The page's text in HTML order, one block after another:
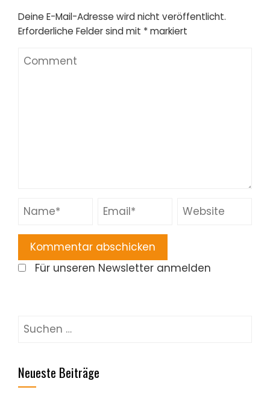
Deine E-Mail-Adresse wird nicht veröffentlicht.
Erforderliche Felder sind mit *markiert
Für unseren Newsletter anmelden
Suchen
Neueste Beiträge